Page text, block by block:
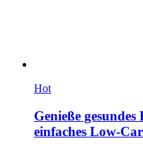
Hot
Genieße
einfaches Low-